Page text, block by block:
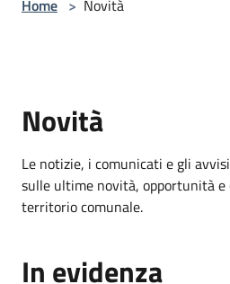
Home > Novità
Novità
Le notizie, i comunicati e gli
sulle ultime novità, opportunità e
territorio comunale.
In evidenza